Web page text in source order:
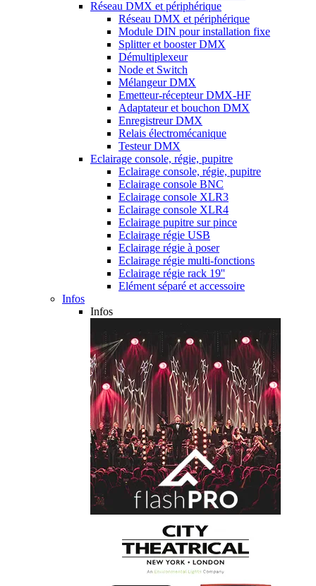
Réseau DMX et périphérique
Réseau DMX et périphérique
Module DIN pour installation fixe
Splitter et booster DMX
Démultiplexeur
Node et Switch
Mélangeur DMX
Emetteur-récepteur DMX-HF
Adaptateur et bouchon DMX
Enregistreur DMX
Relais électromécanique
Testeur DMX
Eclairage console, régie, pupitre
Eclairage console, régie, pupitre
Eclairage console BNC
Eclairage console XLR3
Eclairage console XLR4
Eclairage pupitre sur pince
Eclairage régie USB
Eclairage régie à poser
Eclairage régie multi-fonctions
Eclairage régie rack 19''
Elément séparé et accessoire
Infos
Infos